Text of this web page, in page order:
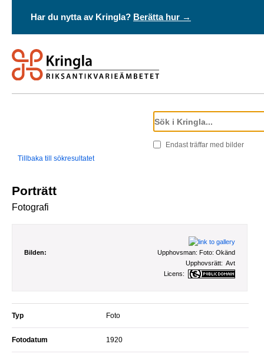
Har du nytta av Kringla? Berätta hur →
Endast träffar med bilder
Tillbaka till sökresultatet
Porträtt
Fotografi
Bilden: Upphovsman: Foto: Okänd
Upphovsrätt: Avt
Licens:
Typ Foto
Fotodatum 1920